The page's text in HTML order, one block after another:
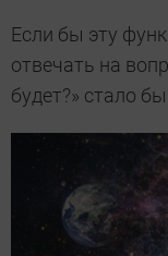
Если бы эту
отвечать на
будет?» стало